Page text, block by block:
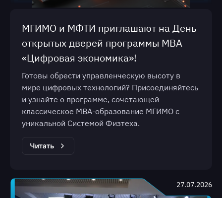
МГИМО и МФТИ приглашают на День
открытых дверей программы МВА
«Цифровая экономика»!
Готовы обрести управленческую высоту в
мире цифровых технологий? Присоединяйтесь
и узнайте о программе, сочетающей
классическое МВА-образование МГИМО с
уникальной Системой Физтеха.
27.07.2026